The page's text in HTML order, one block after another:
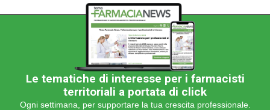
Le tematiche di interesse per i farmacisti
territoriali a portata di click
Ogni settimana, per supportare la tua crescita professionale.